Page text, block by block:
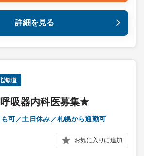
詳細を見る
海道
呼吸器内科医募集★
可／土日休み／札幌から通勤可
お気に入りに追加